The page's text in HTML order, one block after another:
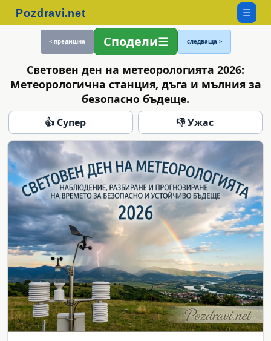
☰
< предишна Сподели следваща >
Световен ден на метеорологията 2026:
Метеорологична станция, дъга и мълния за
безопасно бъдеще.
👍 Супер 👎 Ужас